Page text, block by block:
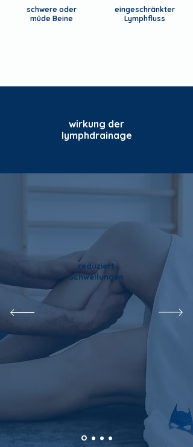
schwere oder
müde Beine
eingeschränkter
Lymphfluss
wirkung der
lymphdrainage
reduziert
Schwellungen